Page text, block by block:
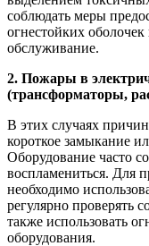
соблюдать меры
огнестойких оболочек
обслуживание.
2. Пожары в
(трансформаторы,
В этих случаях
короткое замыкание
Оборудование часто
воспламениться. Для
необходимо
регулярно проверять
также использовать
оборудования.